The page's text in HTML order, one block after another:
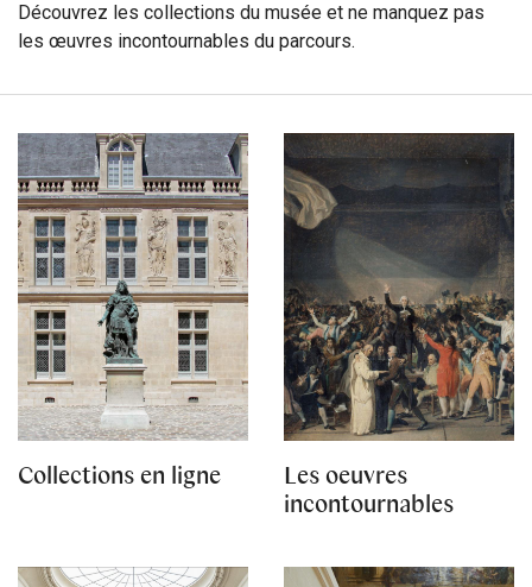
Découvrez les collections du musée et ne manquez pas
les œuvres incontournables du parcours.
Collections en ligne
Les oeuvres
incontournables